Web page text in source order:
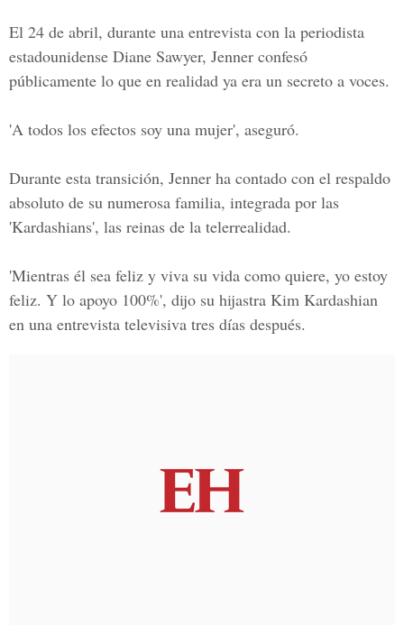
El 24 de abril, durante una entrevista con la periodista
estadounidense Diane Sawyer, Jenner confesó
públicamente lo que en realidad ya era un secreto a voces.
'A todos los efectos soy una mujer', aseguró.
Durante esta transición, Jenner ha contado con el respaldo
absoluto de su numerosa familia, integrada por las
'Kardashians', las reinas de la telerrealidad.
'Mientras él sea feliz y viva su vida como quiere, yo estoy
feliz. Y lo apoyo 100%', dijo su hijastra Kim Kardashian
en una entrevista televisiva tres días después.